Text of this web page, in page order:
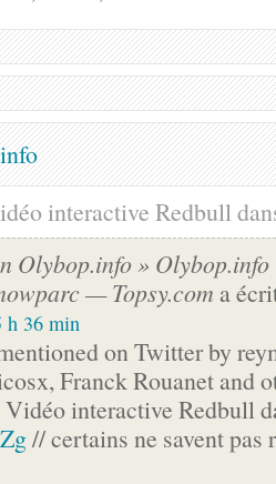
interactive Redbull
Olybop.info »
— Topsy.com a
h 36 min
on Twitter by
Franck Rouanet and
interactive Redbull
// certains ne savent pas